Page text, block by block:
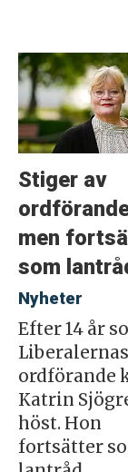
Stiger av
men
som
Nyheter
Efter 14 år
Liberalernas
ordförande
Katrin
höst. Hon
fortsätter